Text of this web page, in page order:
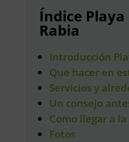
Índice Playa
Rabia
Introducción
Que hacer en
Servicios y
Un consejo
Como llegar a
Fotos